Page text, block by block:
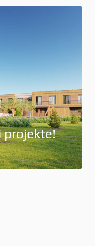
projekte!